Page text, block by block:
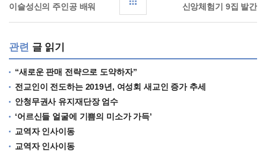
이슬성신의 주인공 배워 신앙체험기 9집 발간
관련 글 읽기
“새로운 판매 전략으로 도약하자”
전교인이 전도하는 2019년, 여성회 새교인 증가 추세
안청무권사 유지재단장 엄수
‘어르신들 얼굴에 기쁨의 미소가 가득’
교역자 인사이동
교역자 인사이동